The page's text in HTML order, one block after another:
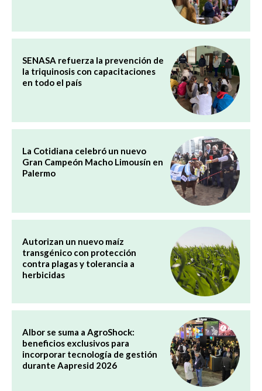
SENASA refuerza la prevención de
la triquinosis con capacitaciones
en todo el país
La Cotidiana celebró un nuevo
Gran Campeón Macho Limousín en
Palermo
Autorizan un nuevo maíz
transgénico con protección
contra plagas y tolerancia a
herbicidas
Albor se suma a AgroShock:
beneficios exclusivos para
incorporar tecnología de gestión
durante Aapresid 2026